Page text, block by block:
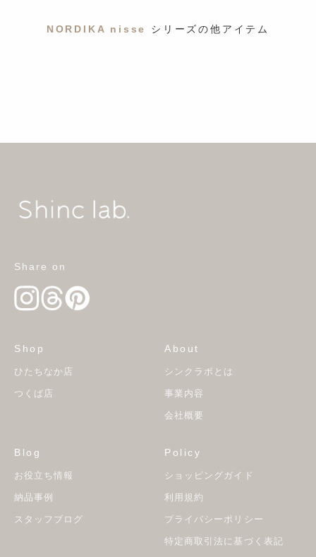
NORDIKA nisse シリーズの他アイテム
Share on
Shop
ひたちなか店
つくば店
About
シンクラボとは
事業内容
会社概要
Blog
お役立ち情報
納品事例
スタッフブログ
Policy
ショッピングガイド
利用規約
プライバシーポリシー
特定商取引法に基づく表記